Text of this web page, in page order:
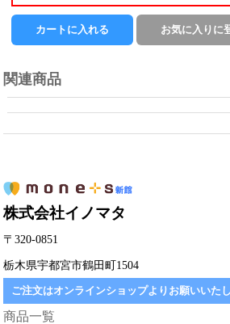
関連商品
株式会社イノマタ
〒320-0851
栃木県宇都宮市鶴田町1504
ご注文はオンラインショップよりお願いいたし
商品一覧